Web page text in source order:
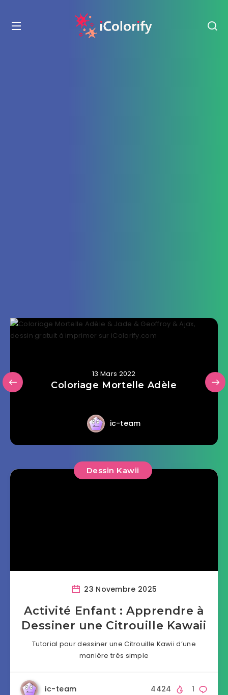
13 Mars 2022
Coloriage Mortelle Adèle
ic-team
Dessin Kawii
23 Novembre 2025
Activité Enfant : Apprendre à
Dessiner une Citrouille Kawaii
Tutorial pour dessiner une Citrouille Kawii d’une
manière très simple
ic-team 1
4424